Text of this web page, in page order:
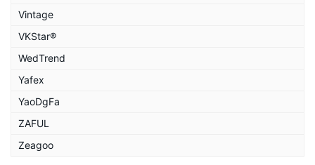
Vintage
VKStar®
WedTrend
Yafex
YaoDgFa
ZAFUL
Zeagoo